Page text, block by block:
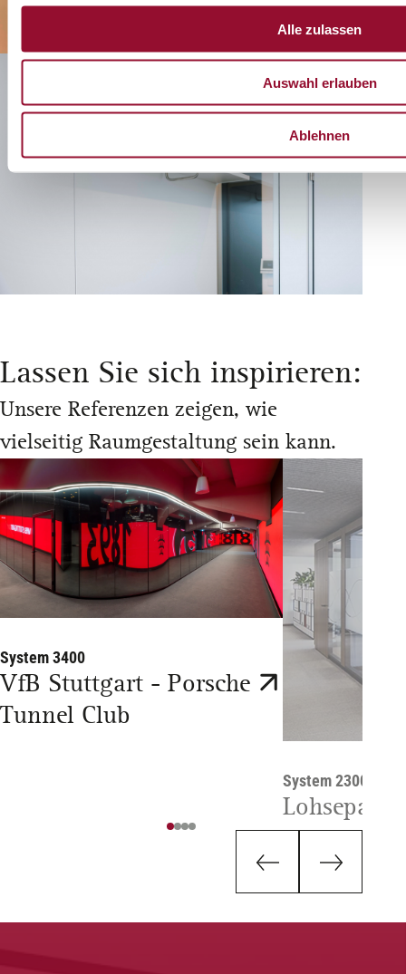
Alle zulassen
Auswahl erlauben
Ablehnen
Lassen Sie sich inspirieren:
Unsere Referenzen zeigen, wie
vielseitig Raumgestaltung sein kann.
System 3400
VfB Stuttgart - Porsche
Tunnel Club
System 2300,